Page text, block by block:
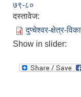
७९-८०
दस्तावेज:
दुप्चेश्वर-क्षेत्र-
Show in slider: